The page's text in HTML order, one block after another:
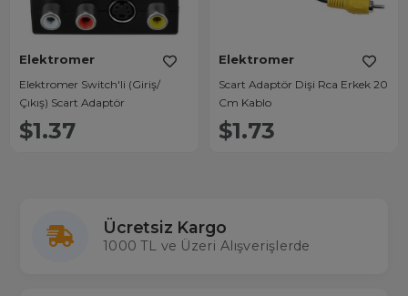
Elektromer
Elektromer Switch'li (Giriş/
Çıkış) Scart Adaptör
$1.37
Elektromer
Scart Adaptör Dişi Rca Erkek 20
Cm Kablo
$1.73
Ücretsiz Kargo
1000 TL ve Üzeri Alışverişlerde